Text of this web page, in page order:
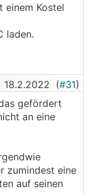
einem Kostel
laden.
18.2.2022 (#31)
gefördert
an eine
zumindest eine
auf seinen